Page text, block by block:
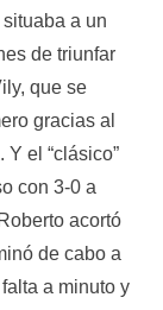
a un
de triunfar
que se
gracias al
el “clásico”
con 3-0 a
acortó
de cabo a
a minuto y